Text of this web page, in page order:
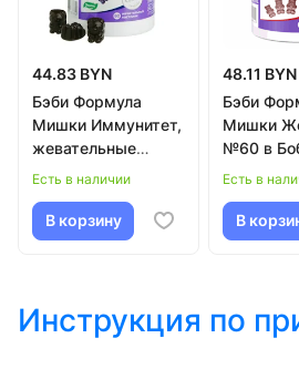
44.83 BYN
Бэби Формула
Мишки Иммунитет,
жевательные
пастилки №60 в
Есть в наличии
В корзину
48.11 BYN
Бэби
Мишки
№60 в
Есть в
В
Инструкция по